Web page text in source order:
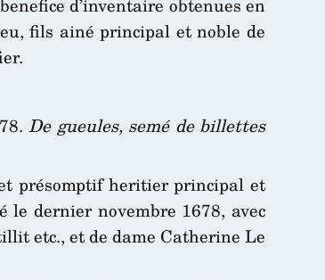
d’inventaire obtenues en
fils ainé principal et noble de
De gueules, semé de billettes
présomptif heritier principal et
le dernier novembre 1678, avec
etc., et de dame Catherine Le